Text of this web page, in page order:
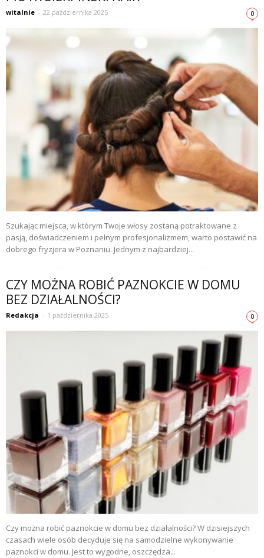
witalnie - 22 października 2025 0
Szukając miejsca, w którym Twoje włosy zostaną potraktowane z
pasją, doświadczeniem i pełnym profesjonalizmem, warto postawić na
dobrego fryzjera w Poznaniu. Jednym z najbardziej...
CZY MOŻNA ROBIĆ PAZNOKCIE W DOMU
BEZ DZIAŁALNOŚCI?
Redakcja - 1 października 2025 0
Czy można robić paznokcie w domu bez działalności? W dzisiejszych
czasach wiele osób decyduje się na samodzielne wykonywanie
paznokci w domu. Jest to wygodne, oszczędza...